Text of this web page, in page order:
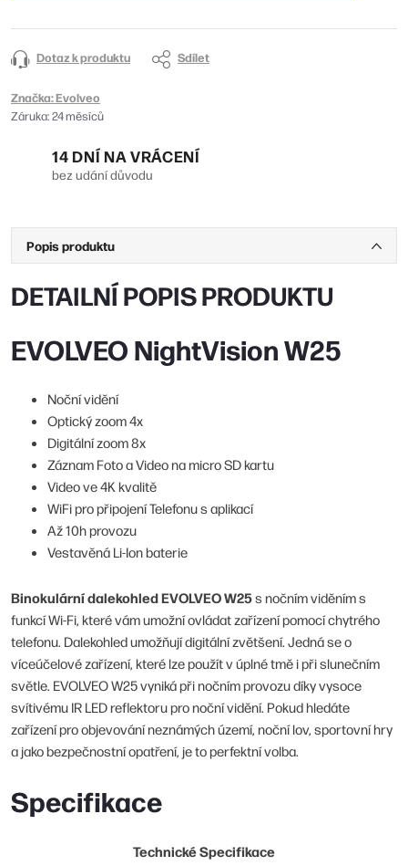
Dotaz k produktu Sdílet
Značka:Evolveo
Záruka:24 měsíců
14 DNÍ NA VRÁCENÍ
bez udání důvodu
Popis produktu
DETAILNÍ POPIS PRODUKTU
EVOLVEO NightVision W25
Noční vidění
Optický zoom 4x
Digitální zoom 8x
Záznam Foto a Video na micro SD kartu
Video ve 4K kvalitě
WiFi pro připojení Telefonu s aplikací
Až 10h provozu
Vestavěná Li-Ion baterie
Binokulární dalekohled EVOLVEO W25s nočním viděním s
funkcí Wi-Fi, které vám umožní ovládat zařízení pomocí chytrého
telefonu. Dalekohled umožňují digitální zvětšení. Jedná se o
víceúčelové zařízení, které lze použít v úplné tmě i při slunečním
světle. EVOLVEO W25 vyniká při nočním provozu díky vysoce
svítivému IR LED reflektoru pro noční vidění. Pokud hledáte
zařízení pro objevování neznámých území, noční lov, sportovní hry
a jako bezpečnostní opatření, je to perfektní volba.
Specifikace
Technické Specifikace